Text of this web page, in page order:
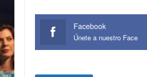
Facebook
Únete a nuestro Face